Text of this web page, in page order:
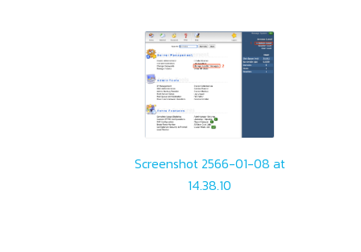
Screenshot 2566-01-08 at
14.38.10